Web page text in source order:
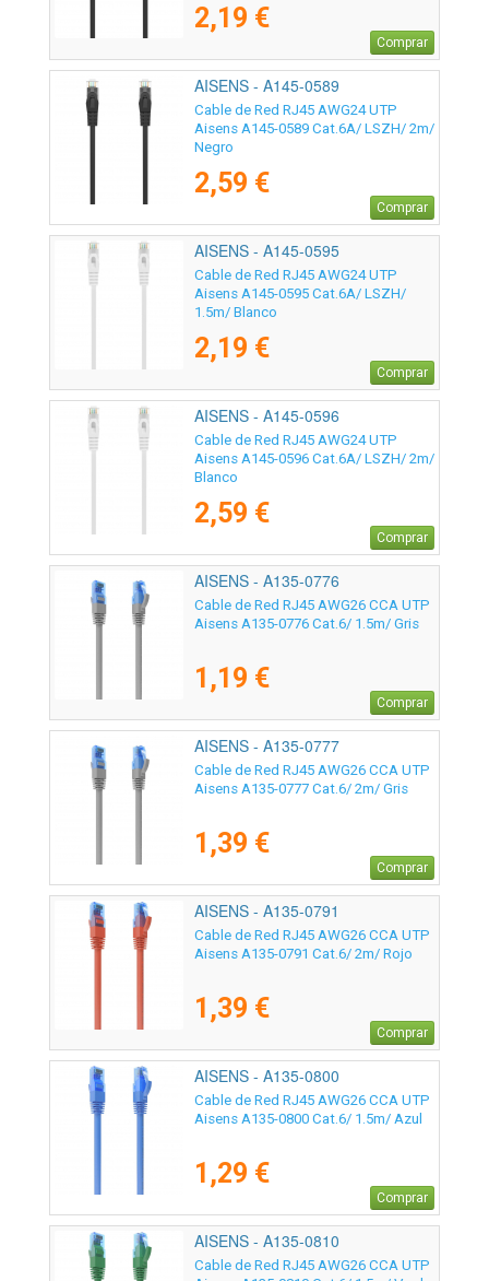
2,19 €
Comprar
AISENS - A145-0589
Cable de Red RJ45 AWG24 UTP
Aisens A145-0589 Cat.6A/ LSZH/ 2m/
Negro
2,59 €
Comprar
AISENS - A145-0595
Cable de Red RJ45 AWG24 UTP
Aisens A145-0595 Cat.6A/ LSZH/
1.5m/ Blanco
2,19 €
Comprar
AISENS - A145-0596
Cable de Red RJ45 AWG24 UTP
Aisens A145-0596 Cat.6A/ LSZH/ 2m/
Blanco
2,59 €
Comprar
AISENS - A135-0776
Cable de Red RJ45 AWG26 CCA UTP
Aisens A135-0776 Cat.6/ 1.5m/ Gris
1,19 €
Comprar
AISENS - A135-0777
Cable de Red RJ45 AWG26 CCA UTP
Aisens A135-0777 Cat.6/ 2m/ Gris
1,39 €
Comprar
AISENS - A135-0791
Cable de Red RJ45 AWG26 CCA UTP
Aisens A135-0791 Cat.6/ 2m/ Rojo
1,39 €
Comprar
AISENS - A135-0800
Cable de Red RJ45 AWG26 CCA UTP
Aisens A135-0800 Cat.6/ 1.5m/ Azul
1,29 €
Comprar
AISENS - A135-0810
Cable de Red RJ45 AWG26 CCA UTP